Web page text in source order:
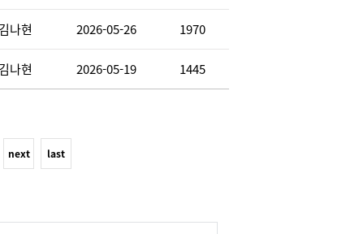
김나현 2026-05-26 1970
김나현 2026-05-19 1445
next last